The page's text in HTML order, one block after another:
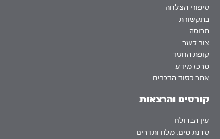
סיפורי הצלחה
בתקשורת
תרומה
צור קשר
קופת החסד
מרכז מידע
אתר בסוד הדברים
קורסים והרצאות
עין הבדולח
סדנת מים, מלח ותדרים